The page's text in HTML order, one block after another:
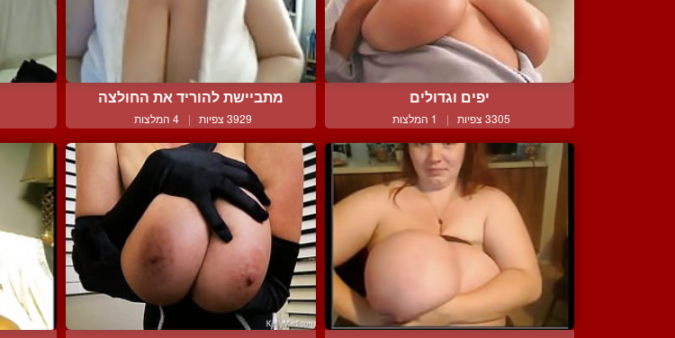
יפים וגדולים
3305 צפיות | 1 המלצות
מתביישת להוריד את החולצה
3929 צפיות | 4 המלצות